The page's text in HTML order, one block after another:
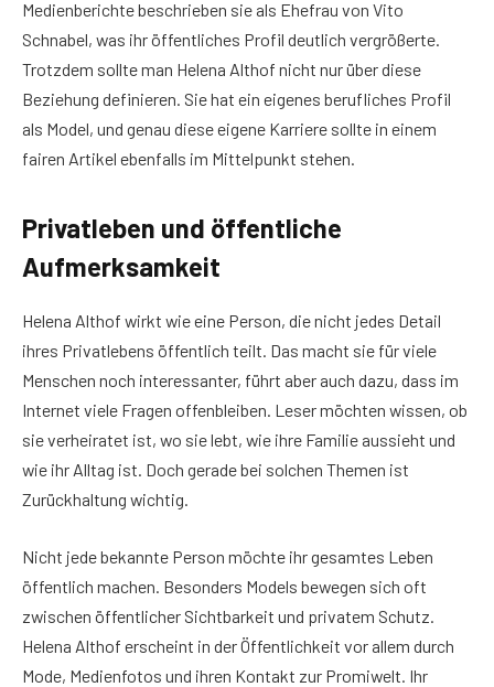
Medienberichte beschrieben sie als Ehefrau von Vito
Schnabel, was ihr öffentliches Profil deutlich vergrößerte.
Trotzdem sollte man Helena Althof nicht nur über diese
Beziehung definieren. Sie hat ein eigenes berufliches Profil
als Model, und genau diese eigene Karriere sollte in einem
fairen Artikel ebenfalls im Mittelpunkt stehen.
Privatleben und öffentliche
Aufmerksamkeit
Helena Althof wirkt wie eine Person, die nicht jedes Detail
ihres Privatlebens öffentlich teilt. Das macht sie für viele
Menschen noch interessanter, führt aber auch dazu, dass im
Internet viele Fragen offenbleiben. Leser möchten wissen, ob
sie verheiratet ist, wo sie lebt, wie ihre Familie aussieht und
wie ihr Alltag ist. Doch gerade bei solchen Themen ist
Zurückhaltung wichtig.
Nicht jede bekannte Person möchte ihr gesamtes Leben
öffentlich machen. Besonders Models bewegen sich oft
zwischen öffentlicher Sichtbarkeit und privatem Schutz.
Helena Althof erscheint in der Öffentlichkeit vor allem durch
Mode, Medienfotos und ihren Kontakt zur Promiwelt. Ihr